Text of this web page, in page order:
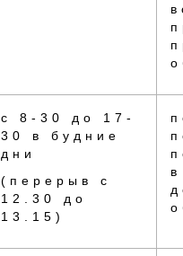
с 8-30 до 17-
30 в будние
дни
(перерыв с
12.30 до
13.15)